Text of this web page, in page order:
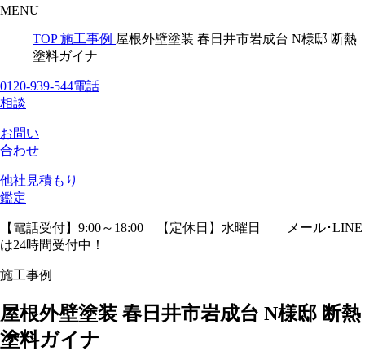
MENU
TOP 施工事例 屋根外壁塗装 春日井市岩成台 N様邸 断熱
塗料ガイナ
0120-939-544電話
相談
お問い
合わせ
他社見積もり
鑑定
【電話受付】9:00～18:00 【定休日】水曜日
メール･LINE
は24時間受付中！
施工事例
屋根外壁塗装 春日井市岩成台 N様邸 断熱
塗料ガイナ